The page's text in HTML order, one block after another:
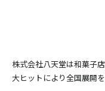
株式会社八天堂は和菓子
大ヒットにより全国展開を